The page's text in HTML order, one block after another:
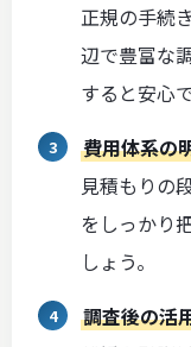
正規の手続
辺で豊富な
すると安心で
費用体系の
見積もりの
をしっかり
しょう。
調査後の活